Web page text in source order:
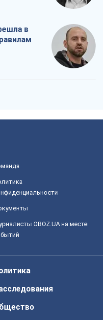
в
OBOZ.UA на месте